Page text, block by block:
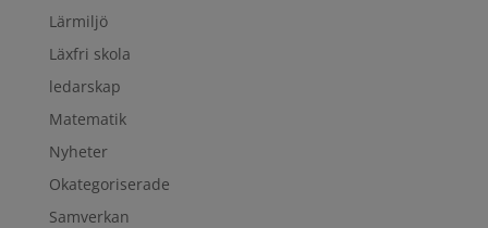
Lärmiljö
Läxfri skola
ledarskap
Matematik
Nyheter
Okategoriserade
Samverkan